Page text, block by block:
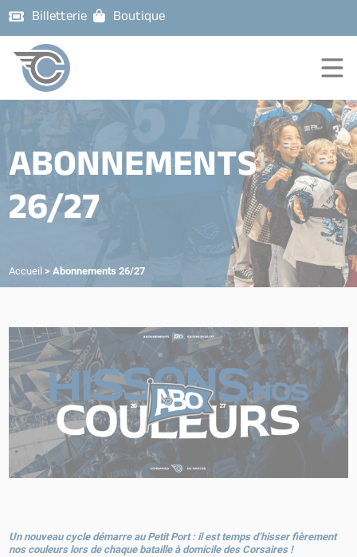
Billetterie Boutique
ABONNEMENTS
26/27
Accueil >Abonnements 26/27
Un nouveau cycledémarre au Petit Port : il est temps d’hisser fièrement
nos couleurs lors de chaque bataille à domicile des Corsaires !